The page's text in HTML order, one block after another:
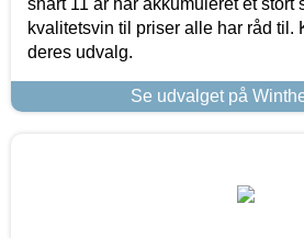
snart 11 år har akkumuleret et stort
kvalitetsvin til priser alle har råd til.
deres udvalg.
Se udvalget på